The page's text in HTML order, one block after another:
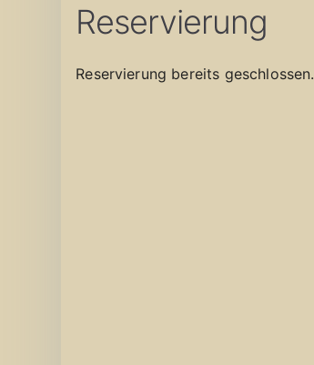
Reservierung
Reservierung bereits geschlossen.